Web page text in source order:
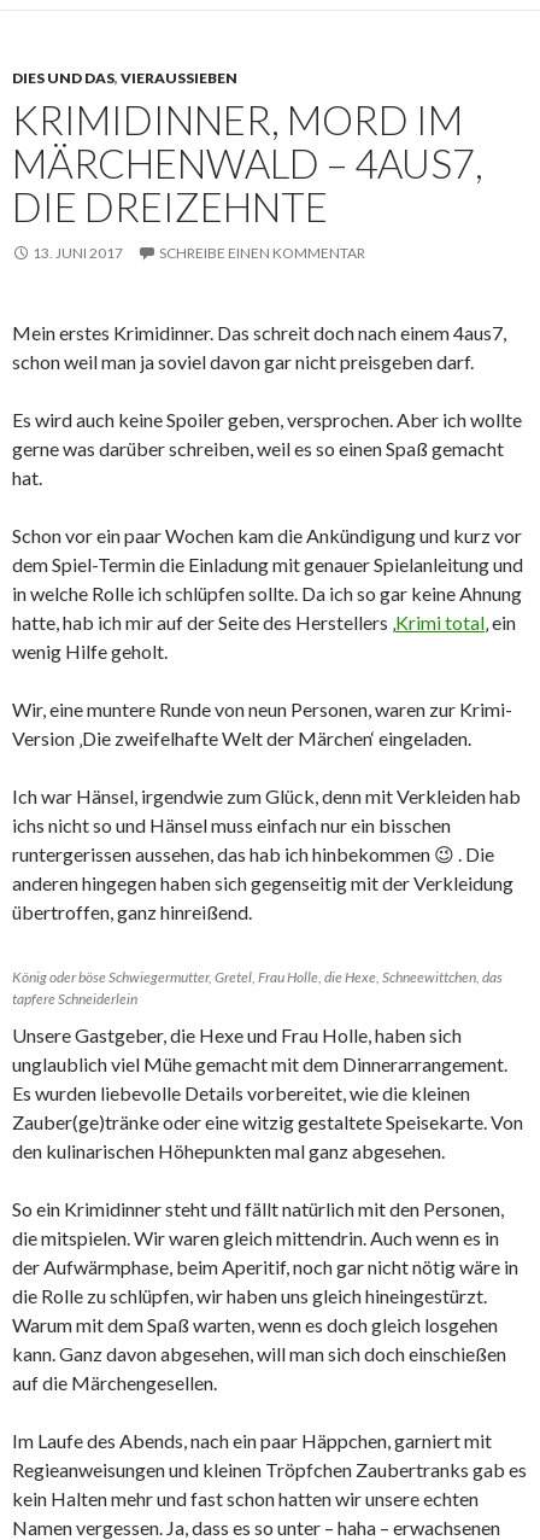
DIES UND DAS, VIERAUSSIEBEN
KRIMIDINNER, MORD IM
MÄRCHENWALD – 4AUS7,
DIE DREIZEHNTE
13. JUNI 2017 SCHREIBE EINEN KOMMENTAR
Mein erstes Krimidinner. Das schreit doch nach einem 4aus7,
schon weil man ja soviel davon gar nicht preisgeben darf.
Es wird auch keine Spoiler geben, versprochen. Aber ich wollte
gerne was darüber schreiben, weil es so einen Spaß gemacht
hat.
Schon vor ein paar Wochen kam die Ankündigung und kurz vor
dem Spiel-Termin die Einladung mit genauer Spielanleitung und
in welche Rolle ich schlüpfen sollte. Da ich so gar keine Ahnung
hatte, hab ich mir auf der Seite des Herstellers ‚Krimi total‚ ein
wenig Hilfe geholt.
Wir, eine muntere Runde von neun Personen, waren zur Krimi-
Version ‚Die zweifelhafte Welt der Märchen‘ eingeladen.
Ich war Hänsel, irgendwie zum Glück, denn mit Verkleiden hab
ichs nicht so und Hänsel muss einfach nur ein bisschen
runtergerissen aussehen, das hab ich hinbekommen 😉 . Die
anderen hingegen haben sich gegenseitig mit der Verkleidung
übertroffen, ganz hinreißend.
König oder böse Schwiegermutter, Gretel, Frau Holle, die Hexe, Schneewittchen, das
tapfere Schneiderlein
Unsere Gastgeber, die Hexe und Frau Holle, haben sich
unglaublich viel Mühe gemacht mit dem Dinnerarrangement.
Es wurden liebevolle Details vorbereitet, wie die kleinen
Zauber(ge)tränke oder eine witzig gestaltete Speisekarte. Von
den kulinarischen Höhepunkten mal ganz abgesehen.
So ein Krimidinner steht und fällt natürlich mit den Personen,
die mitspielen. Wir waren gleich mittendrin. Auch wenn es in
der Aufwärmphase, beim Aperitif, noch gar nicht nötig wäre in
die Rolle zu schlüpfen, wir haben uns gleich hineingestürzt.
Warum mit dem Spaß warten, wenn es doch gleich losgehen
kann. Ganz davon abgesehen, will man sich doch einschießen
auf die Märchengesellen.
Im Laufe des Abends, nach ein paar Häppchen, garniert mit
Regieanweisungen und kleinen Tröpfchen Zaubertranks gab es
kein Halten mehr und fast schon hatten wir unsere echten
Namen vergessen. Ja, dass es so unter – haha – erwachsenen